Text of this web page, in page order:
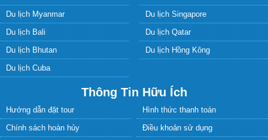
Thông Tin Hữu Ích
Hướng dẫn đặt tour
Hình thức thanh toán
Chính sách hoàn hủy
Điều khoản sử dụng
Du lịch Myanmar
Du lịch Singapore
Du lịch Bali
Du lịch Qatar
Du lịch Bhutan
Du lịch Hồng Kông
Du lịch Cuba